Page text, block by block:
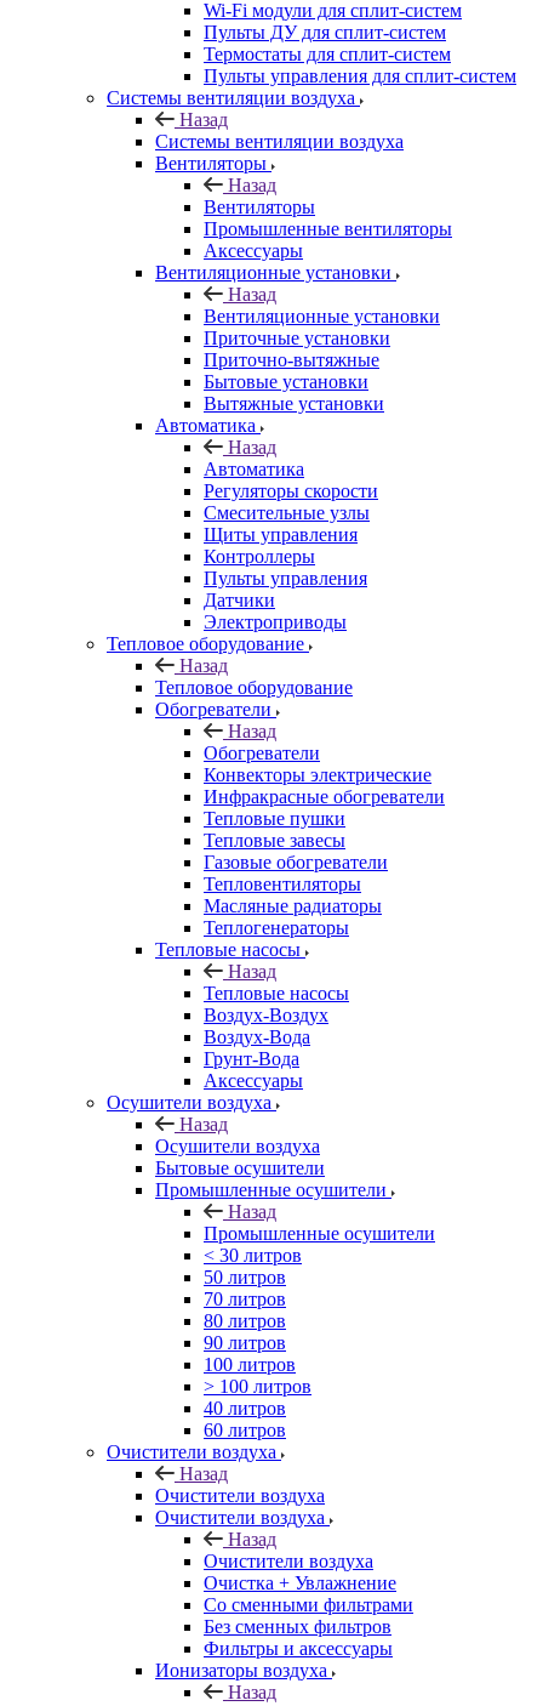
Wi-Fi модули для сплит-систем
Пульты ДУ для сплит-систем
Термостаты для сплит-систем
Пульты управления для сплит-систем
Системы вентиляции воздуха
Назад
Системы вентиляции воздуха
Вентиляторы
Назад
Вентиляторы
Промышленные вентиляторы
Аксессуары
Вентиляционные установки
Назад
Вентиляционные установки
Приточные установки
Приточно-вытяжные
Бытовые установки
Вытяжные установки
Автоматика
Назад
Автоматика
Регуляторы скорости
Смесительные узлы
Щиты управления
Контроллеры
Пульты управления
Датчики
Электроприводы
Тепловое оборудование
Назад
Тепловое оборудование
Обогреватели
Назад
Обогреватели
Конвекторы электрические
Инфракрасные обогреватели
Тепловые пушки
Тепловые завесы
Газовые обогреватели
Тепловентиляторы
Масляные радиаторы
Теплогенераторы
Тепловые насосы
Назад
Тепловые насосы
Воздух-Воздух
Воздух-Вода
Грунт-Вода
Аксессуары
Осушители воздуха
Назад
Осушители воздуха
Бытовые осушители
Промышленные осушители
Назад
Промышленные осушители
< 30 литров
50 литров
70 литров
80 литров
90 литров
100 литров
> 100 литров
40 литров
60 литров
Очистители воздуха
Назад
Очистители воздуха
Очистители воздуха
Назад
Очистители воздуха
Очистка + Увлажнение
Cо сменными фильтрами
Без сменных фильтров
Фильтры и аксессуары
Ионизаторы воздуха
Назад